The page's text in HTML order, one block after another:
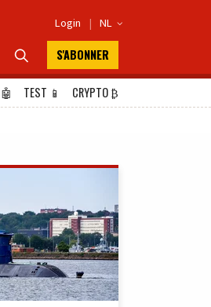
Login | NL 
 S'ABONNER
🤖 TEST 📱 CRYPTO₿